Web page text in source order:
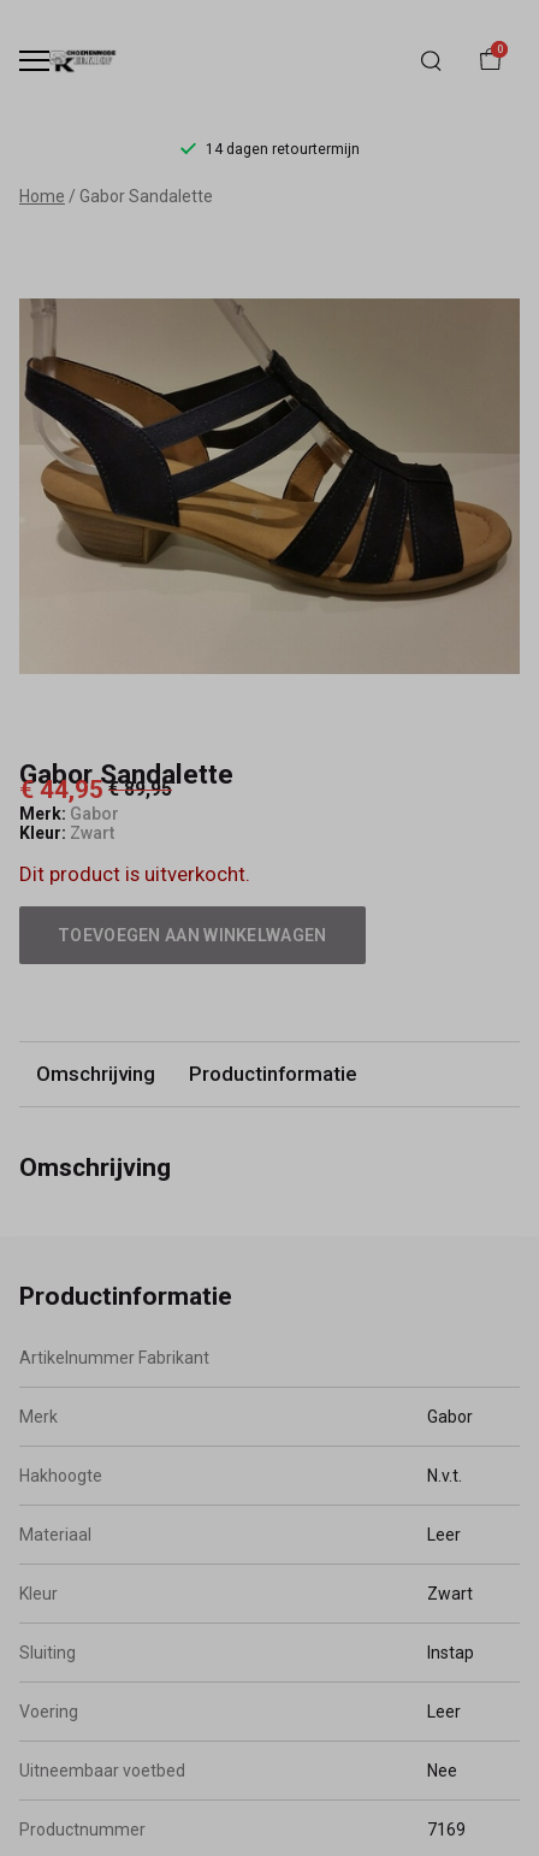
0
14 dagen retourtermijn
Gabor
Schoenmode
Kerkhof
Home Gabor Sandalette
Gabor Sandalette
€ 44,95 € 89,95
Merk: Gabor
Kleur: Zwart
Dit product is uitverkocht.
TOEVOEGEN AAN WINKELWAGEN
Omschrijving Productinformatie
Omschrijving
Productinformatie
Artikelnummer Fabrikant
Merk Gabor
Hakhoogte N.v.t.
Materiaal Leer
Kleur Zwart
Sluiting Instap
Voering Leer
Uitneembaar voetbed Nee
Productnummer 7169